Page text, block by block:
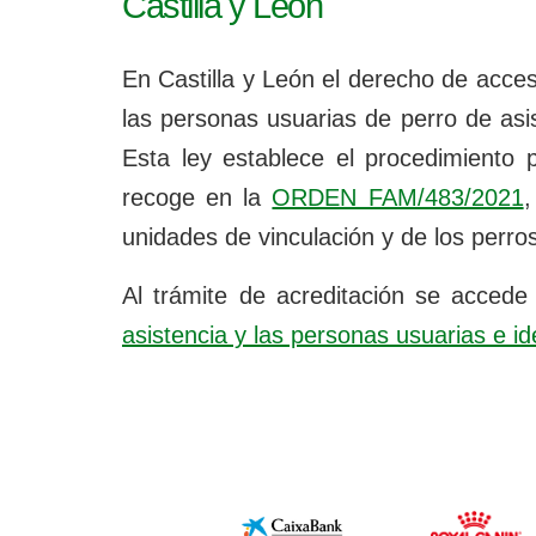
e
t
a
q
í
:
En Castilla y León el derecho de
las personas usuarias de perro de
Esta ley establece el
recoge en la ORDEN FAM/483/2021,
unidades de vinculación y de los
Al trámite de acreditación se
asistencia y las personas usuarias e